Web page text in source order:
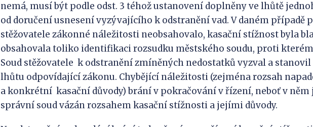
nemá, musí být podle odst. 3 téhož ustanovení doplněny ve lhůtě
od doručení usnesení vyzývajícího k odstranění vad. V daném případě
stěžovatele zákonné náležitosti neobsahovalo, kasační stížnost byla
obsahovala toliko identifikaci rozsudku městského soudu, proti
Soud stěžovatele k odstranění zmíněných nedostatků vyzval a
lhůtu odpovídající zákonu. Chybějící náležitosti (zejména rozsah
a konkrétní kasační důvody) brání v pokračování v řízení, neboť v něm
správní soud vázán rozsahem kasační stížnosti a jejími důvody.